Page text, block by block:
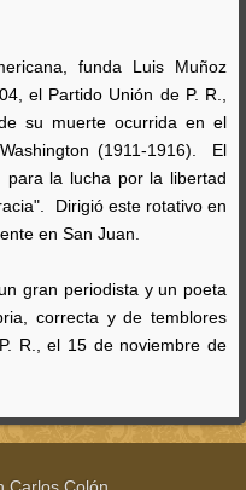
funda Luis Muñoz
el Partido Unión de P. R.,
su muerte ocurrida en el
(1911-1916). El
para la lucha por la libertad
Dirigió este rotativo en
en San Juan.
gran periodista y un poeta
correcta y de temblores
R., el 15 de noviembre de